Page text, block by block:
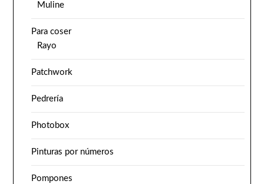
Muline
Para coser
Rayo
Patchwork
Pedrería
Photobox
Pinturas por números
Pompones